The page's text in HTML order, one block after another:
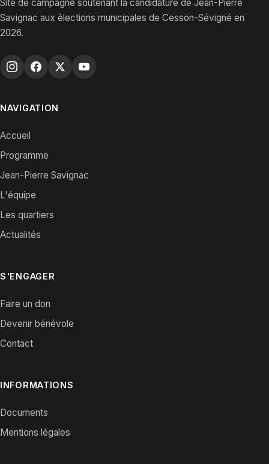
Site de campagne soutenant la candidature de Jean-Pierre
Savignac aux élections municipales de Cesson-Sévigné en
2026.
NAVIGATION
Accueil
Programme
Jean-Pierre Savignac
L'équipe
Les quartiers
Actualités
S'ENGAGER
Faire un don
Devenir bénévole
Contact
INFORMATIONS
Documents
Mentions légales